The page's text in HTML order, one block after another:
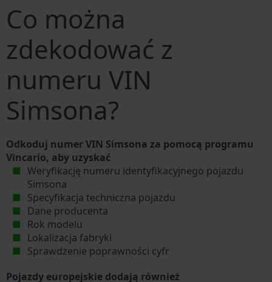
Co można
zdekodować z
numeru VIN
Simsona?
Odkoduj numer VIN Simsona za pomocą programu
Vincario, aby uzyskać
Weryfikację numeru identyfikacyjnego pojazdu
Simsona
Specyfikacja techniczna pojazdu
Dane producenta
Rok modelu
Lokalizacja fabryki
Sprawdzenie poprawności cyfr
Pojazdy europejskie dodają również